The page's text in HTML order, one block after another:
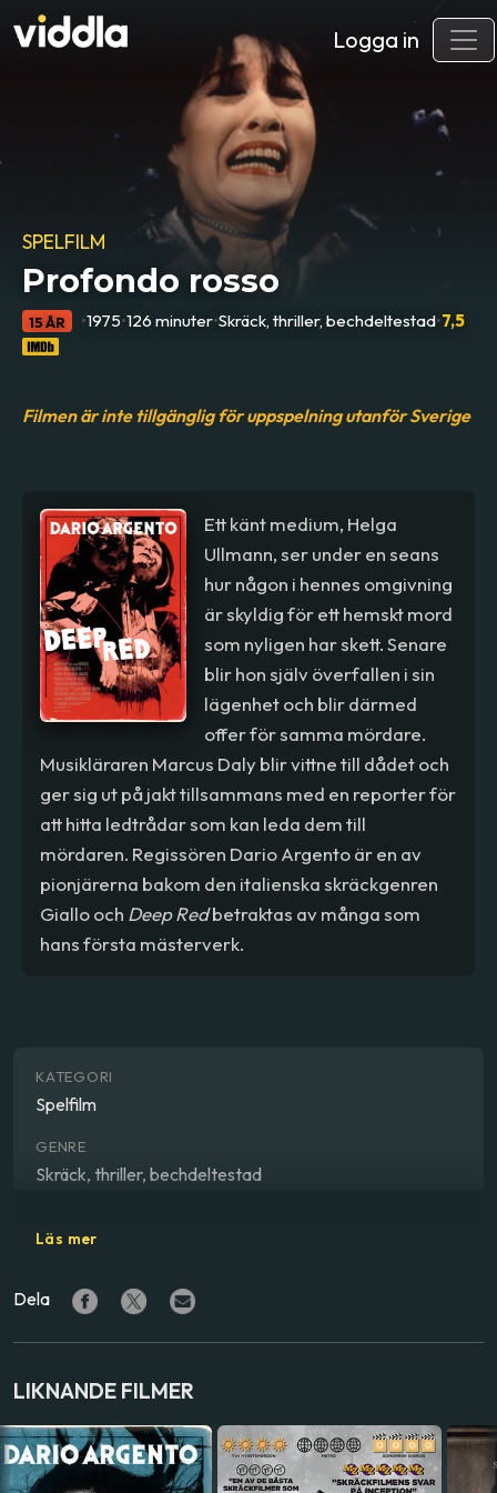
Logga in
SPELFILM
Profondo rosso
15 ÅR •1975•126 minuter•Skräck, thriller, bechdeltestad•7,5
Filmen är inte tillgänglig för uppspelning utanför Sverige
Ett känt medium, Helga
Ullmann, ser under en seans
hur någon i hennes omgivning
är skyldig för ett hemskt mord
som nyligen har skett. Senare
blir hon själv överfallen i sin
lägenhet och blir därmed
offer för samma mördare.
Musikläraren Marcus Daly blir vittne till dådet och
ger sig ut på jakt tillsammans med en reporter för
att hitta ledtrådar som kan leda dem till
mördaren. Regissören Dario Argento är en av
pionjärerna bakom den italienska skräckgenren
Giallo och Deep Redbetraktas av många som
hans första mästerverk.
KATEGORI
Spelfilm
GENRE
Skräck, thriller, bechdeltestad
Dario Argento
SKÅDESPELARE
Italien
SPRÅK
Läs mer
Dela
LIKNANDE FILMER